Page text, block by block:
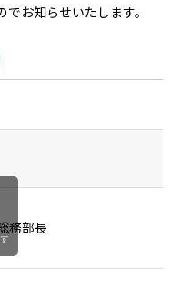
お知らせいたします。
務部長